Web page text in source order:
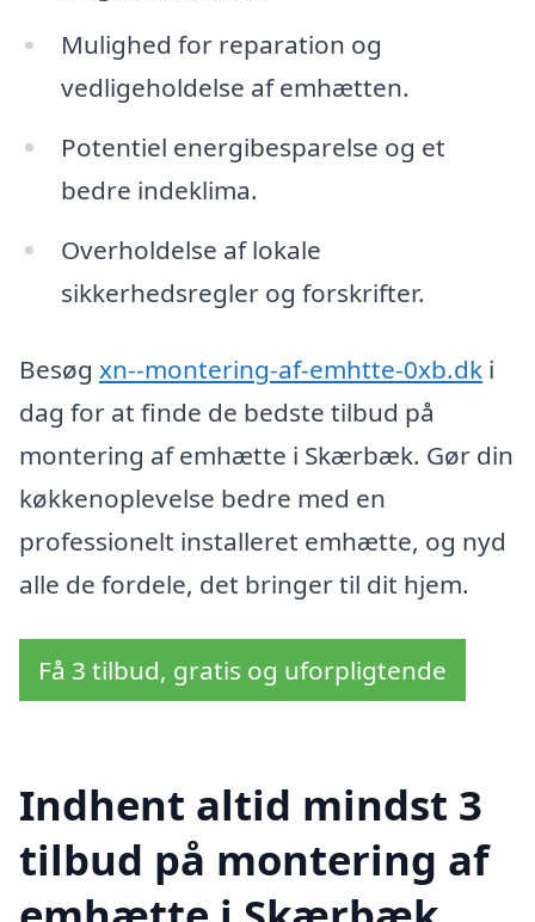
Mulighed for reparation og
vedligeholdelse af emhætten.
Potentiel energibesparelse og et
bedre indeklima.
Overholdelse af lokale
sikkerhedsregler og forskrifter.
Besøg xn--montering-af-emhtte-0xb.dk i
dag for at finde de bedste tilbud på
montering af emhætte i Skærbæk. Gør din
køkkenoplevelse bedre med en
professionelt installeret emhætte, og nyd
alle de fordele, det bringer til dit hjem.
Få 3 tilbud, gratis og uforpligtende
Indhent altid mindst 3
tilbud på montering af